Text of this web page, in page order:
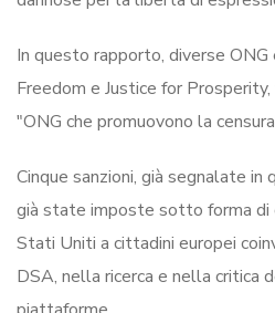
In questo rapporto, diverse
Freedom e Justice for
"ONG che promuovono la
Cinque sanzioni, già segnalate
già state imposte sotto forma di
Stati Uniti a cittadini europei
DSA, nella ricerca e nella critica